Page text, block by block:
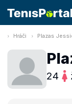
Hráči Plazas
24